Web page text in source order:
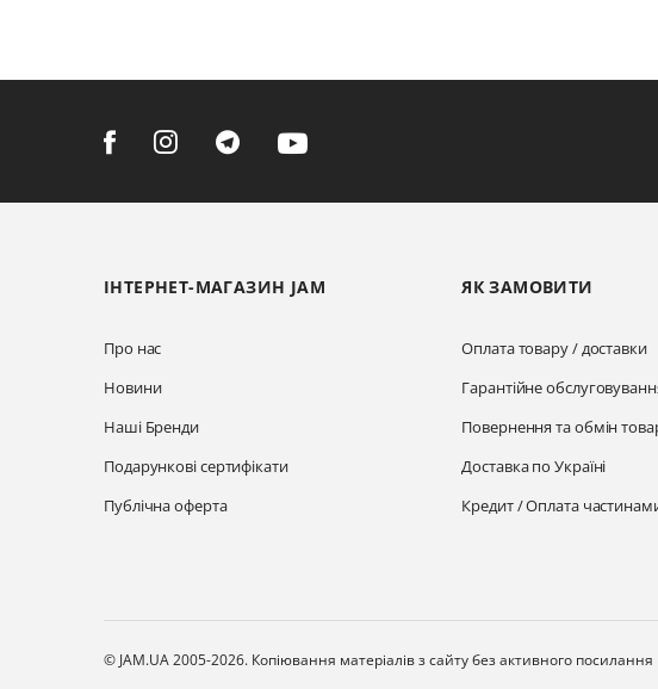
ІНТЕРНЕТ-МАГАЗИН JAM
Про нас
Новини
Наші Бренди
Подарункові сертифікати
Публічна оферта
ЯК ЗАМОВИТИ
Оплата товару / доставки
Гарантійне
Повернення та обмін
Доставка по Україні
Кредит / Оплата
© JAM.UA 2005-2026. Копіювання матеріалів з сайту без активного